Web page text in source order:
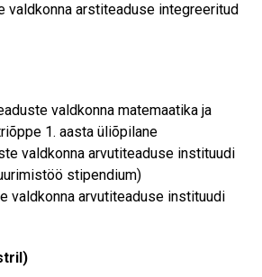
valdkonna arstiteaduse integreeritud
valdkonna matemaatika ja
1. aasta üliõpilane
valdkonna arvutiteaduse instituudi
stipendium)
valdkonna arvutiteaduse instituudi